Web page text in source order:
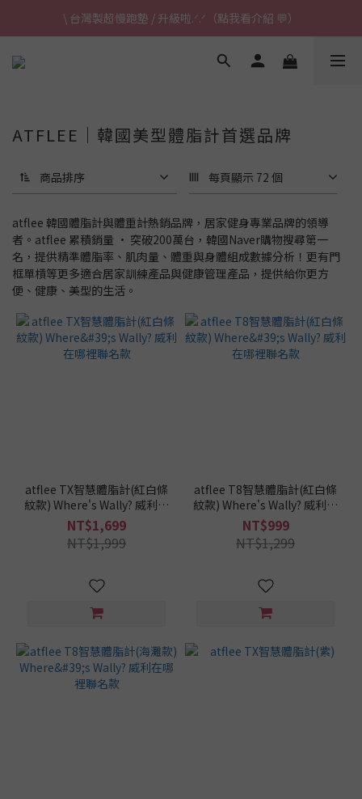
\ 台灣製超慢跑墊 / 升級啦.ᐟ.ᐟ（點我看介紹 💬）
\ 台灣製超慢跑墊 / 升級啦.ᐟ.ᐟ（點我看介紹 💬）
✈ 港澳免運｜滿HK$1,239免運 (指定商品)
ATFLEE｜韓國美型體脂計首選品牌
商品排序 每頁顯示 72 個
atflee 韓國體脂計與體重計熱銷品牌，居家健身專業品牌的領導
者。atflee 累積銷量 · 突破200萬台，韓國Naver購物搜尋第一
名，提供精準體脂率、肌肉量、體重與身體組成數據分析！更有門
框單槓等更多適合居家訓練產品與健康管理產品，提供給你更方
便、健康、美型的生活。
atflee TX智慧體脂計(紅白條
紋款) Where's Wally? 威利在
哪裡聯名款
NT$1,699
NT$1,999
atflee T8智慧體脂計(紅白條
紋款) Where's Wally? 威利在
哪裡聯名款
NT$999
NT$1,299